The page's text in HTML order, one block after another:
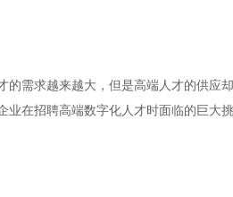
的需求越来越大，但是高端人才的供应
在招聘高端数字化人才时面临的巨大挑